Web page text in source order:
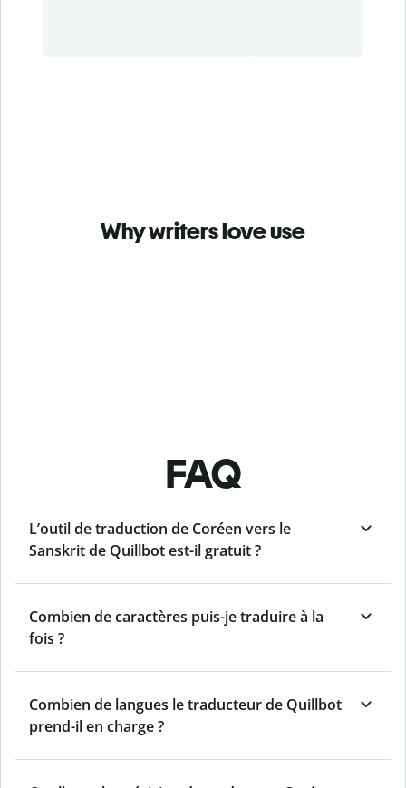
Why writers love use
FAQ
L’outil de traduction de Coréen vers le
Sanskrit de Quillbot est-il gratuit ?
Combien de caractères puis-je traduire à la
fois ?
Combien de langues le traducteur de Quillbot
prend-il en charge ?